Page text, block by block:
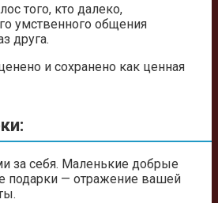
того, кто далеко,
умственного общения
друга.
и сохранено как ценная
за себя. Маленькие добрые
подарки — отражение вашей